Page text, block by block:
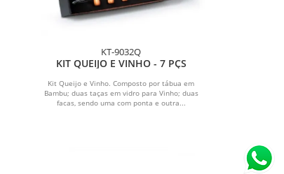
KT-9032Q
KIT QUEIJO E VINHO - 7 PÇS
Kit Queijo e Vinho. Composto por tábua em
Bambu; duas taças em vidro para Vinho; duas
facas, sendo uma com ponta e outra...